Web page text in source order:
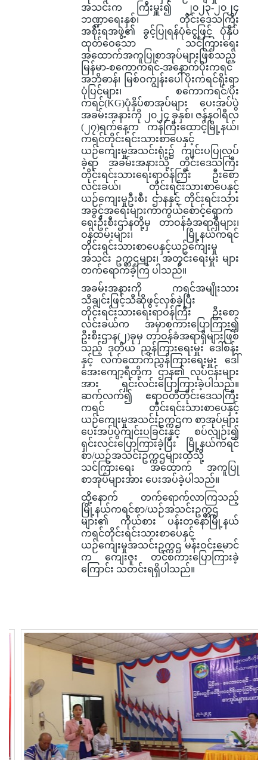
အသင်းက ကြီးမှူး၍ ၂၀၂၃-၂၀၂၄
ဘဏ္ဍာရေးနှစ်၊ တိုင်းဒေသကြီး
အစိုးရအဖွဲ့၏ ခွင့်ပြုရန်ပုံငွေဖြင့် ပုံနှိပ်
ထုတ်ဝေသော သင်ကြားရေး
အထောက်အကူပြုစာအုပ်များဖြစ်သည့်
မြန်မာ-စကောကရင်-အနောက်ပိုးကရင်
အဘိဓာန်၊ မြစ်ဝကျွန်းပေါ်ပိုးကရင်ရိုးရာ
ပုံပြင်များ၊ စကောကရင်/ပိုး
ကရင်(KG)ပုံနှိပ်စာအုပ်များ ပေးအပ်ပွဲ
အခမ်းအနားကို ၂၀၂၄ ခုနှစ်၊ ဇန်နဝါရီလ
(၂၇)ရက်နေ့က ကန်ကြီးထောင့်မြို့နယ်၊
ကရင်တိုင်းရင်းသားစာပေနှင့်
ယဉ်ကျေးမှုအသင်းရုံး၌ ကျင်းပပြုလုပ်
ခဲ့ရာ အခမ်းအနားသို့ တိုင်းဒေသကြီး
တိုင်းရင်းသားရေးရာဝန်ကြီး ဦးစော
လင်းခယ်၊ တိုင်းရင်းသားစာပေနှင့်
ယဉ်ကျေးမှုဦးစီး ဌာနနှင့် တိုင်းရင်းသား
အခွင့်အရေးများကာကွယ်စောင့်ရှောက်
ရေးဦးစီးဌာနတို့မှ တာဝန်ခံအရာရှိများ၊
ဝန်ထမ်းများ၊ မြို့နယ်ကရင်
တိုင်းရင်းသားစာပေနှင့်ယဉ်ကျေးမှု
အသင်း ဥက္ကဌများ၊ အတွင်းရေးမှူး များ
တက်ရောက်ခဲ့ကြ ပါသည်။
အခမ်းအနားကို ကရင်အမျိုးသား
သီချင်းဖြင့်သီဆိုဖွင့်လှစ်ခဲ့ပြီး
တိုင်းရင်းသားရေးရာဝန်ကြီး ဦးစော
လင်းခယ်က အမှာစကားပြောကြား၍
ဦးစီးဌာန(၂)ခုမှ တာဝန်ခံအရာရှိများဖြစ်
သည့် ဒုတိယ ညွှန်ကြားရေးမှူး ဒေါ်စန်း
နှင့် လက်ထောက်ညွှန်ကြားရေးမှူး ဒေါ်
အေးကျော့ရီတို့က ဌာန၏ လုပ်ငန်းများ
အား ရှင်းလင်းပြောကြားခဲ့ပါသည်။
ဆက်လက်၍ ဧရာဝတီတိုင်းဒေသကြီး
ကရင် တိုင်းရင်းသားစာပေနှင့်
ယဉ်ကျေးမှုအသင်းဥက္ကဌက စာအုပ်များ
ပေးအပ်ပွဲကျင်းပခြင်းနှင့် စပ်လျဉ်း၍
ရှင်းလင်းပြောကြားခဲ့ပြီး မြို့နယ်ကရင်
စာ/ယဉ်အသင်းဥက္ကဌများထံသို့
သင်ကြားရေး အထောက် အကူပြု
စာအုပ်များအား ပေးအပ်ခဲ့ပါသည်။
ထို့နောက် တက်ရောက်လာကြသည့်
မြို့နယ်ကရင်စာ/ယဉ်အသင်းဥက္ကဌ
များ၏ ကိုယ်စား ပန်းတနော်မြို့နယ်
ကရင်တိုင်းရင်းသားစာပေနှင့်
ယဉ်ကျေးမှုအသင်းဥက္ကဌ မန်းဝင်းမောင်
က ကျေးဇူး တင်စကားပြောကြားခဲ့
ကြောင်း သတင်းရရှိပါသည်။